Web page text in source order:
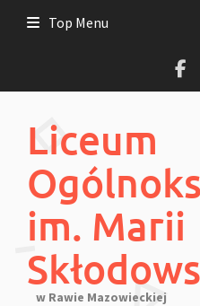
Top Menu
Liceum
im. Marii
w Rawie Mazowieckiej